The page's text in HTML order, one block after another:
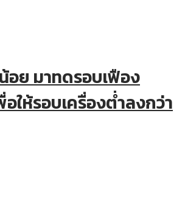
อย มาทดรอบเฟือง
อให้รอบเครื่องต่ำลงกว่า